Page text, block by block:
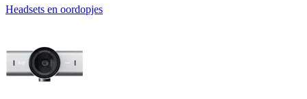
Headsets en oordopjes